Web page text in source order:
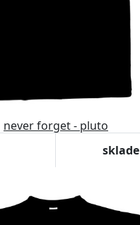
never forget - pluto